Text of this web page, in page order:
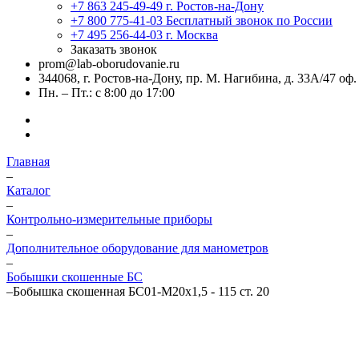
+7 863 245-49-49 г. Ростов-на-Дону
+7 800 775-41-03 Бесплатный звонок по России
+7 495 256-44-03 г. Москва
Заказать звонок
prom@lab-oborudovanie.ru
344068, г. Ростов-на-Дону, пр. М. Нагибина, д. 33А/47 оф.
Пн. – Пт.: с 8:00 до 17:00
Главная
–
Каталог
–
Контрольно-измерительные приборы
–
Дополнительное оборудование для манометров
–
Бобышки скошенные БС
–Бобышка скошенная БС01-М20х1,5 - 115 ст. 20